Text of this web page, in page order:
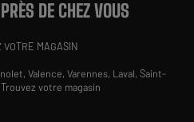
DE CHEZ VOUS
VOTRE MAGASIN
Valence,Varennes, Laval,Saint-
Trouvez votre magasin